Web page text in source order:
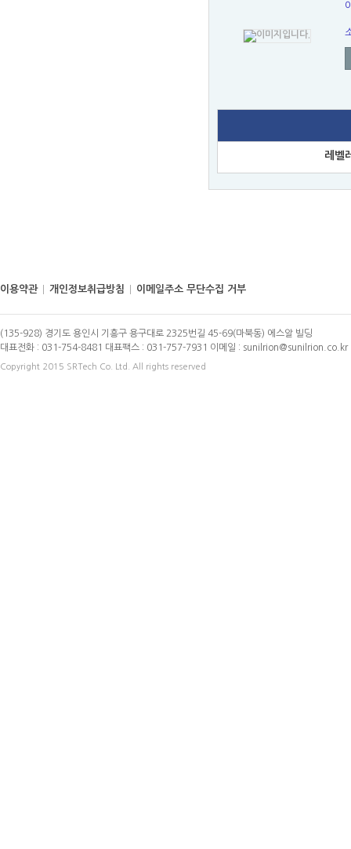
레벨
이용약관 개인정보취급방침 이메일주소 무단수집 거부
(135-928) 경기도 용인시 기흥구 용구대로 2325번길 45-69(마북동) 에스알 빌딩
대표전화 : 031-754-8481 대표팩스 : 031-757-7931 이메일 : sunilrion@sunilrion.co.kr
Copyright 2015 SRTech Co. Ltd. All rights reserved